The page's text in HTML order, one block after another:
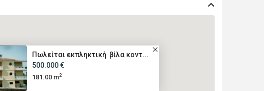
Πωλείται εκπληκτική βίλα κοντ...
500.000 €
181.00 m2